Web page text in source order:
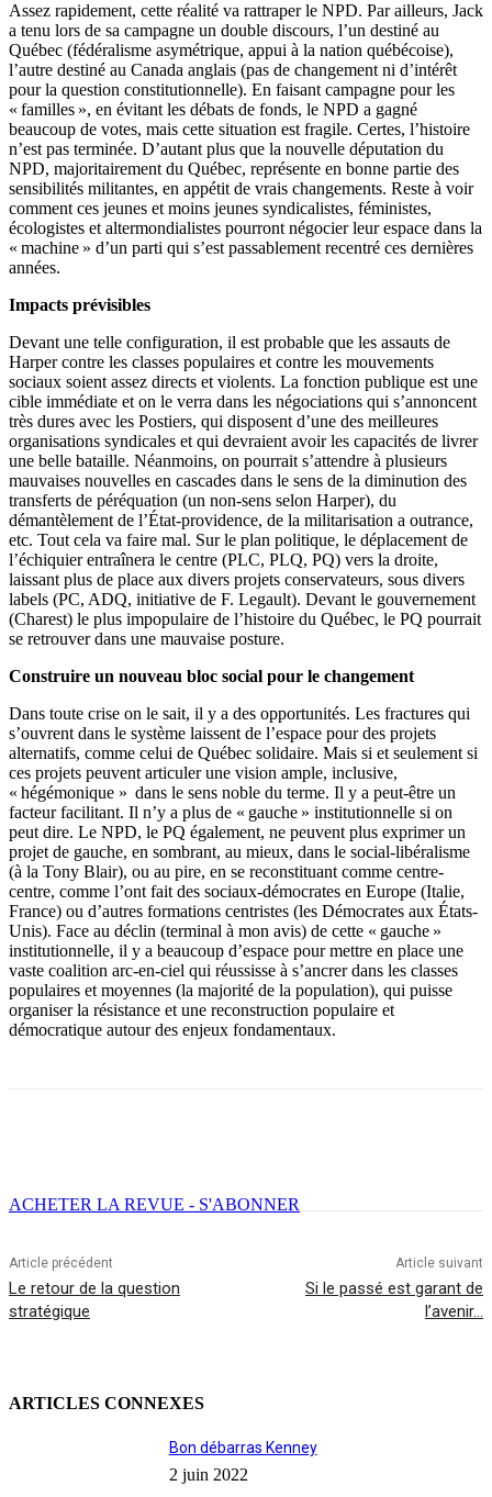
Assez rapidement, cette réalité va rattraper le NPD. Par ailleurs, Jack
a tenu lors de sa campagne un double discours, l’un destiné au
Québec (fédéralisme asymétrique, appui à la nation québécoise),
l’autre destiné au Canada anglais (pas de changement ni d’intérêt
pour la question constitutionnelle). En faisant campagne pour les
« familles », en évitant les débats de fonds, le NPD a gagné
beaucoup de votes, mais cette situation est fragile. Certes, l’histoire
n’est pas terminée. D’autant plus que la nouvelle députation du
NPD, majoritairement du Québec, représente en bonne partie des
sensibilités militantes, en appétit de vrais changements. Reste à voir
comment ces jeunes et moins jeunes syndicalistes, féministes,
écologistes et altermondialistes pourront négocier leur espace dans la
« machine » d’un parti qui s’est passablement recentré ces dernières
années.
Impacts prévisibles
Devant une telle configuration, il est probable que les assauts de
Harper contre les classes populaires et contre les mouvements
sociaux soient assez directs et violents. La fonction publique est une
cible immédiate et on le verra dans les négociations qui s’annoncent
très dures avec les Postiers, qui disposent d’une des meilleures
organisations syndicales et qui devraient avoir les capacités de livrer
une belle bataille. Néanmoins, on pourrait s’attendre à plusieurs
mauvaises nouvelles en cascades dans le sens de la diminution des
transferts de péréquation (un non-sens selon Harper), du
démantèlement de l’État-providence, de la militarisation a outrance,
etc. Tout cela va faire mal. Sur le plan politique, le déplacement de
l’échiquier entraînera le centre (PLC, PLQ, PQ) vers la droite,
laissant plus de place aux divers projets conservateurs, sous divers
labels (PC, ADQ, initiative de F. Legault). Devant le gouvernement
(Charest) le plus impopulaire de l’histoire du Québec, le PQ pourrait
se retrouver dans une mauvaise posture.
Construire un nouveau bloc social pour le changement
Dans toute crise on le sait, il y a des opportunités. Les fractures qui
s’ouvrent dans le système laissent de l’espace pour des projets
alternatifs, comme celui de Québec solidaire. Mais si et seulement si
ces projets peuvent articuler une vision ample, inclusive,
« hégémonique » dans le sens noble du terme. Il y a peut-être un
facteur facilitant. Il n’y a plus de « gauche » institutionnelle si on
peut dire. Le NPD, le PQ également, ne peuvent plus exprimer un
projet de gauche, en sombrant, au mieux, dans le social-libéralisme
(à la Tony Blair), ou au pire, en se reconstituant comme centre-
centre, comme l’ont fait des sociaux-démocrates en Europe (Italie,
France) ou d’autres formations centristes (les Démocrates aux États-
Unis). Face au déclin (terminal à mon avis) de cette « gauche »
institutionnelle, il y a beaucoup d’espace pour mettre en place une
vaste coalition arc-en-ciel qui réussisse à s’ancrer dans les classes
populaires et moyennes (la majorité de la population), qui puisse
organiser la résistance et une reconstruction populaire et
démocratique autour des enjeux fondamentaux.
ACHETER LA REVUE - S'ABONNER
Article précédent
Le retour de la question
stratégique
Article suivant
Si le passé est garant de
l’avenir…
ARTICLES CONNEXES
Bon débarras Kenney
2 juin 2022